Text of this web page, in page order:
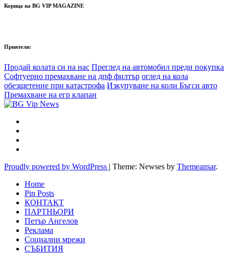
Корица на BG VIP MAGAZINE
Приятели:
Продай колата си на нас Преглед на автомобил преди покупка
Софтуерно премахване на дпф филтър оглед на кола
обезщетение при катастрофа Изкупуване на коли Бъгси авто
Премахване на егр клапан
Proudly powered by WordPress | Theme: Newses by Themeansar.
Home
Pin Posts
КОНТАКТ
ПАРТНЬОРИ
Петър Ангелов
Реклама
Социални мрежи
СЪБИТИЯ